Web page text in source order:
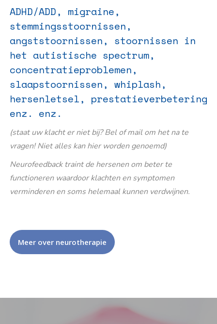
ADHD/ADD, migraine,
stemmingsstoornissen,
angststoornissen, stoornissen in
het autistische spectrum,
concentratieproblemen,
slaapstoornissen, whiplash,
hersenletsel, prestatieverbetering
enz. enz.
(staat uw klacht er niet bij? Bel of mail om het na te
vragen! Niet alles kan hier worden genoemd)
Neurofeedback traint de hersenen om beter te
functioneren waardoor klachten en symptomen
verminderen en soms helemaal kunnen verdwijnen.
Meer over neurotherapie